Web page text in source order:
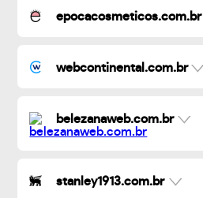
epocacosmeticos.com.br
webcontinental.com.br
belezanaweb.com.br
stanley1913.com.br